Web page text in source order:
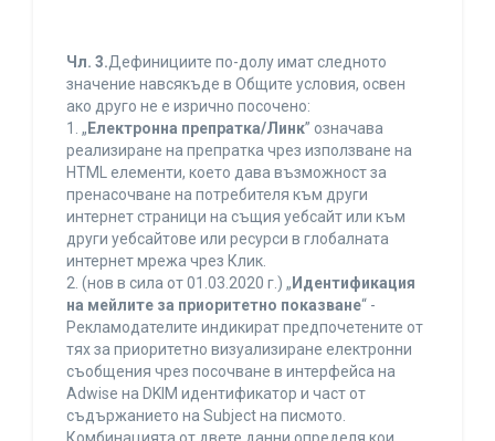
Чл. 3.Дефинициите по-долу имат следното
значение навсякъде в Общите условия, освен
ако друго не е изрично посочено:
1. „ Електронна препратка/Линк” означава
реализиране на препратка чрез използване на
HTML елементи, което дава възможност за
пренасочване на потребителя към други
интернет страници на същия уебсайт или към
други уебсайтове или ресурси в глобалната
интернет мрежа чрез Клик.
2. (нов в сила от 01.03.2020 г.) „ Идентификация
на мейлите за приоритетно показване“ -
Рекламодателите индикират предпочетените от
тях за приоритетно визуализиране електронни
съобщения чрез посочване в интерфейса на
Adwise на DKIM идентификатор и част от
съдържанието на Subject на писмото.